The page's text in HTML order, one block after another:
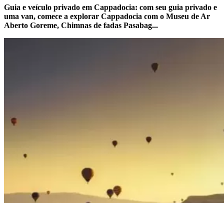
Guia e veículo privado em Cappadocia: com seu guia privado e
uma van, comece a explorar Cappadocia com o Museu de Ar
Aberto Goreme, Chimnas de fadas Pasabag...